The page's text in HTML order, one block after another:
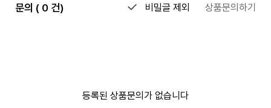
문의 ( 0 건) 비밀글 제외 상품문의하기
등록된 상품문의가 없습니다